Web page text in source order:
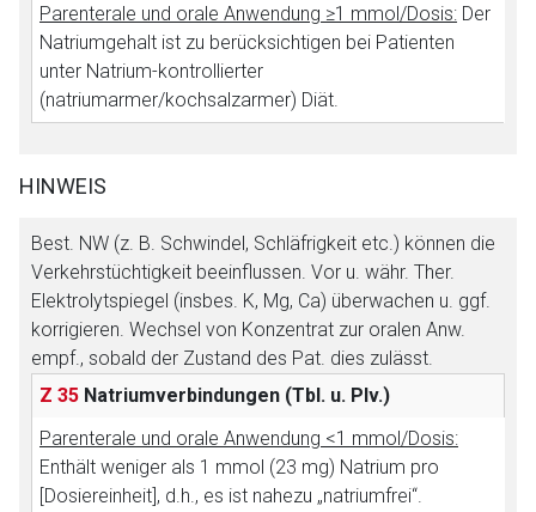
Parenterale und orale Anwendung ≥1 mmol/Dosis: Der
Natriumgehalt ist zu berücksichtigen bei Patienten
unter Natrium-kontrollierter
(natriumarmer/kochsalzarmer) Diät.
HINWEIS
Best. NW (z. B. Schwindel, Schläfrigkeit etc.) können die
Verkehrstüchtigkeit beeinflussen. Vor u. währ. Ther.
Elektrolytspiegel (insbes. K, Mg, Ca) überwachen u. ggf.
korrigieren. Wechsel von Konzentrat zur oralen Anw.
empf., sobald der Zustand des Pat. dies zulässt.
Z 35 Natriumverbindungen (Tbl. u. Plv.)
Parenterale und orale Anwendung <1 mmol/Dosis:
Enthält weniger als 1 mmol (23 mg) Natrium pro
[Dosiereinheit], d.h., es ist nahezu „natriumfrei“.